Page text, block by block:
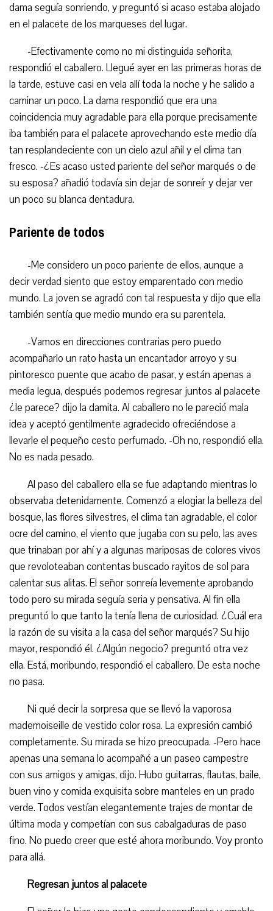
dama seguía sonriendo, y preguntó si acaso estaba alojado
en el palacete de los marqueses del lugar.
-Efectivamente como no mi distinguida señorita,
respondió el caballero. Llegué ayer en las primeras horas de
la tarde, estuve casi en vela allí toda la noche y he salido a
caminar un poco. La dama respondió que era una
coincidencia muy agradable para ella porque precisamente
iba también para el palacete aprovechando este medio día
tan resplandeciente con un cielo azul añil y el clima tan
fresco. -¿Es acaso usted pariente del señor marqués o de
su esposa? añadió todavía sin dejar de sonreír y dejar ver
un poco su blanca dentadura.
Pariente de todos
-Me considero un poco pariente de ellos, aunque a
decir verdad siento que estoy emparentado con medio
mundo. La joven se agradó con tal respuesta y dijo que ella
también sentía que medio mundo era su parentela.
-Vamos en direcciones contrarias pero puedo
acompañarlo un rato hasta un encantador arroyo y su
pintoresco puente que acabo de pasar, y están apenas a
media legua, después podemos regresar juntos al palacete
¿le parece? dijo la damita. Al caballero no le pareció mala
idea y aceptó gentilmente agradecido ofreciéndose a
llevarle el pequeño cesto perfumado. -Oh no, respondió ella.
No es nada pesado.
Al paso del caballero ella se fue adaptando mientras lo
observaba detenidamente. Comenzó a elogiar la belleza del
bosque, las flores silvestres, el clima tan agradable, el color
ocre del camino, el viento que jugaba con su pelo, las aves
que trinaban por ahí y a algunas mariposas de colores vivos
que revoloteaban contentas buscado rayitos de sol para
calentar sus alitas. El señor sonreía levemente aprobando
todo pero su mirada seguía seria y pensativa. Al fin ella
preguntó lo que tanto la tenía llena de curiosidad. ¿Cuál era
la razón de su visita a la casa del señor marqués? Su hijo
mayor, respondió él. ¿Algún negocio? preguntó otra vez
ella. Está, moribundo, respondió el caballero. De esta noche
no pasa.
Ni qué decir la sorpresa que se llevó la vaporosa
mademoiseille de vestido color rosa. La expresión cambió
completamente. Su mirada se hizo preocupada. -Pero hace
apenas una semana lo acompañé a un paseo campestre
con sus amigos y amigas, dijo. Hubo guitarras, flautas, baile,
buen vino y comida exquisita sobre manteles en un prado
verde. Todos vestían elegantemente trajes de montar de
última moda y competían con sus cabalgaduras de paso
fino. No puedo creer que esté ahora moribundo. Voy pronto
para allá.
Regresan juntos al palacete